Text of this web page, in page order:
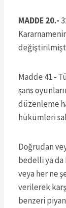
MADDE 20.-
Madde 41.-
şans
düzenleme
hükümleri
Doğrudan
bedelli ya
veya her ne
verilerek
benzeri